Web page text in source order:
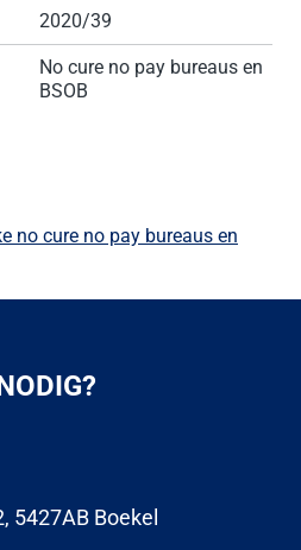
2020/39
No cure no pay bureaus en
BSOB
no cure no pay bureaus en
5427AB Boekel